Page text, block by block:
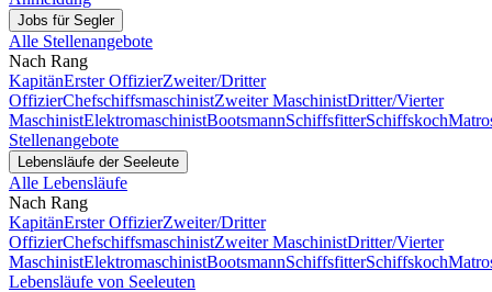
Jobs für Segler
Alle Stellenangebote
Nach Rang
KapitänErster OffizierZweiter/Dritter
OffizierChefschiffsmaschinistZweiter MaschinistDritter/Vierter
MaschinistElektromaschinistBootsmannSchiffsfitterSchiffskoch
Stellenangebote
Lebensläufe der Seeleute
Alle Lebensläufe
Nach Rang
KapitänErster OffizierZweiter/Dritter
OffizierChefschiffsmaschinistZweiter MaschinistDritter/Vierter
MaschinistElektromaschinistBootsmannSchiffsfitterSchiffskoch
Lebensläufe von Seeleuten